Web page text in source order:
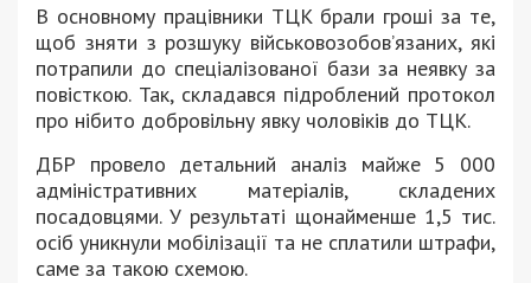
В основному працівники ТЦК брали гроші за те,
щоб зняти з розшуку військовозобов’язаних, які
потрапили до спеціалізованої бази за неявку за
повісткою. Так, складався підроблений протокол
про нібито добровільну явку чоловіків до ТЦК.
ДБР провело детальний аналіз майже 5 000
адміністративних матеріалів, складених
посадовцями. У результаті щонайменше 1,5 тис.
осіб уникнули мобілізації та не сплатили штрафи,
саме за такою схемою.